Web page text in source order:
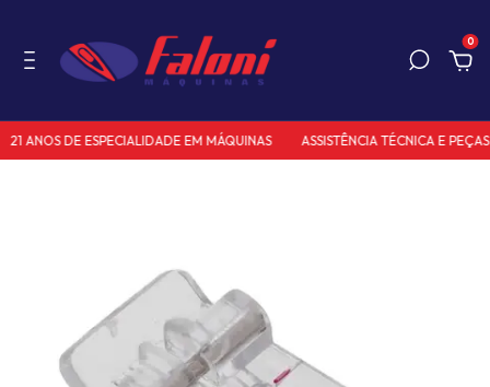
0
21 ANOS DE ESPECIALIDADE EM MÁQUINAS ASSISTÊNCIA TÉCNICA E